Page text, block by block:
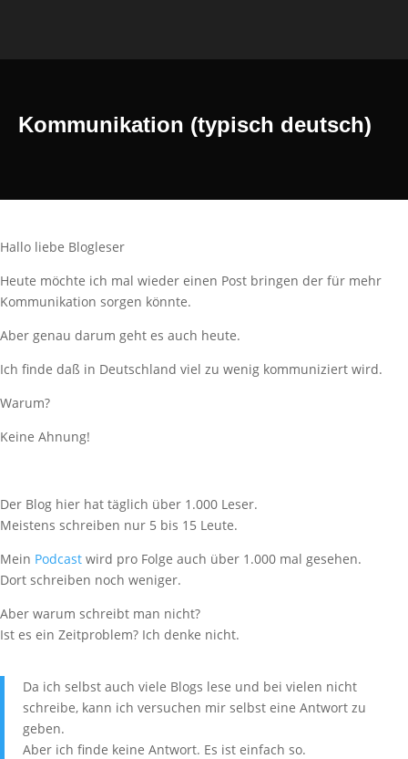
Kommunikation (typisch deutsch)
Hallo liebe Blogleser
Heute möchte ich mal wieder einen Post bringen der für mehr
Kommunikation sorgen könnte.
Aber genau darum geht es auch heute.
Ich finde daß in Deutschland viel zu wenig kommuniziert wird.
Warum?
Keine Ahnung!
Der Blog hier hat täglich über 1.000 Leser.
Meistens schreiben nur 5 bis 15 Leute.
Mein Podcast wird pro Folge auch über 1.000 mal gesehen.
Dort schreiben noch weniger.
Aber warum schreibt man nicht?
Ist es ein Zeitproblem? Ich denke nicht.
Da ich selbst auch viele Blogs lese und bei vielen nicht
schreibe, kann ich versuchen mir selbst eine Antwort zu
geben.
Aber ich finde keine Antwort. Es ist einfach so.